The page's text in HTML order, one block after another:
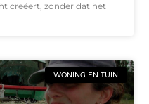
creëert, zonder dat het
WONING EN TUIN